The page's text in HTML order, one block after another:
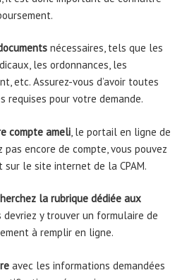
nécessaires, tels que les
les ordonnances, les
etc. Assurez-vous d’avoir toutes
requises pour votre demande.
compte ameli, le portail en ligne de
pas encore de compte, vous pouvez
le site internet de la CPAM.
la rubrique dédiée aux
devriez y trouver un formulaire de
à remplir en ligne.
avec les informations demandées